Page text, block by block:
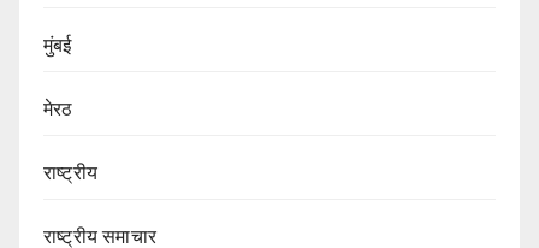
मुंबई
मेरठ
राष्ट्रीय
राष्ट्रीय समाचार